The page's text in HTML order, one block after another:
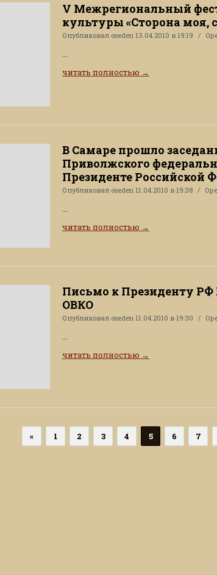
V Межрегиональный
культуры «Сторона моя,
Опубликовал oseden 13.04.2010 в 19:19
читать полностью →
В Самаре прошло
Приволжского
Президенте Российской
Опубликовал oseden 11.04.2010 в 19:38
читать полностью →
Письмо к Президенту РФ
ОВКО
Опубликовал oseden 11.04.2010 в 19:30
читать полностью →
« 1 2 3 4 5 6 7